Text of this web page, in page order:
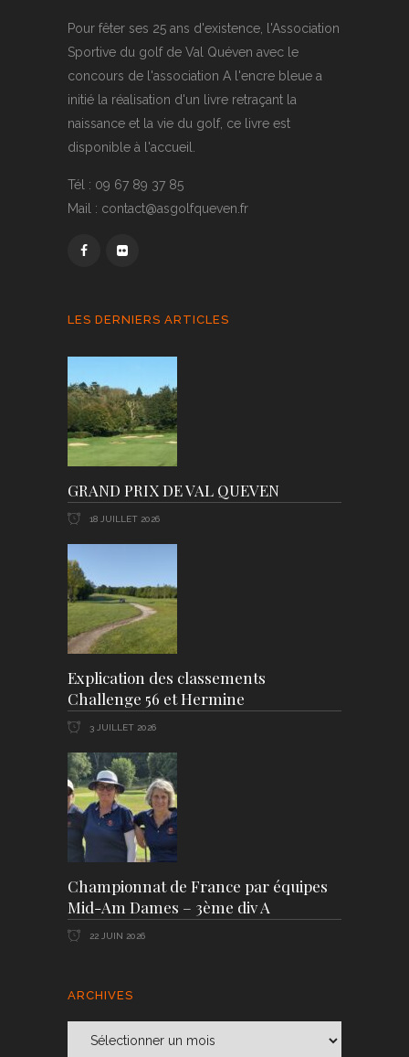
Pour fêter ses 25 ans d'existence, l'Association
Sportive du golf de Val Quéven avec le
concours de l'association A l'encre bleue a
initié la réalisation d'un livre retraçant la
naissance et la vie du golf, ce livre est
disponible à l'accueil.
Tél : 09 67 89 37 85
Mail : contact@asgolfqueven.fr
LES DERNIERS ARTICLES
GRAND PRIX DE VAL QUEVEN
18 JUILLET 2026
Explication des classements
Challenge 56 et Hermine
3 JUILLET 2026
Championnat de France par équipes
Mid-Am Dames – 3ème div A
22 JUIN 2026
ARCHIVES
Archives